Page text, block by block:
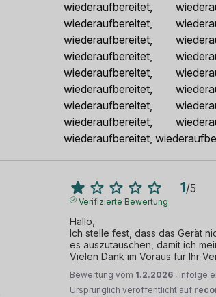
wiederaufbereitet,
wiederaufbereitet,
wiederaufbereitet,
wiederaufbereitet,
wiederaufbereitet,
wiederaufbereitet,
wiederaufbereitet,
wiederaufbereitet,
wiederaufbereitet,
1/5
Verifizierte Bewertung
Hallo,
Ich stelle fest, dass das Gerät
es auszutauschen, damit ich
Vielen Dank im Voraus für Ihr
Bewertung vom 1.2.2026 , infolge
Ursprünglich veröffentlicht auf